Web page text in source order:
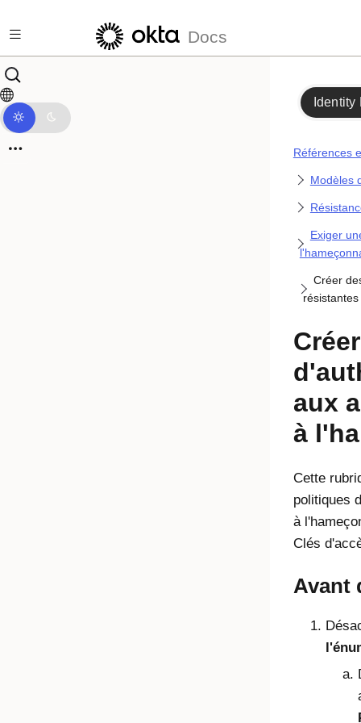
Docs
Identity
Références
Modèles
Exiger
Créer
aux
à
Cette
politiques
à
Clés
Avant